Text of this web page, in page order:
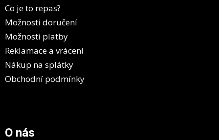
Co je to repas?
Možnosti doručení
Možnosti platby
Reklamace a vrácení
Nákup na splátky
Obchodní podmínky
O nás